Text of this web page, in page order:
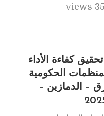
35 views
كفاءة الأداء
الحكومية
– الدمازين –